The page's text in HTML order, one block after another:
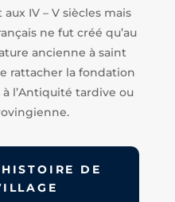
IV – V siècles mais
ne fut créé qu’au
ancienne à saint
rattacher la fondation
l’Antiquité tardive ou
DE